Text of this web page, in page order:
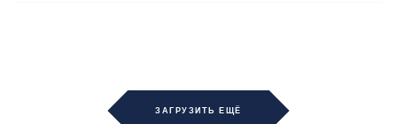
ЗАГРУЗИТЬ ЕЩЁ